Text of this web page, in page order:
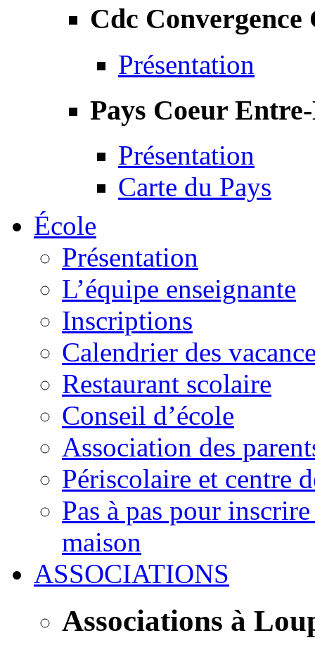
Cdc Convergence
Présentation
Pays Coeur
Présentation
Carte du Pays
École
Présentation
L’équipe enseignante
Inscriptions
Calendrier des
Restaurant scolaire
Conseil d’école
Association des
Périscolaire et centre
Pas à pas pour
maison
ASSOCIATIONS
Associations à